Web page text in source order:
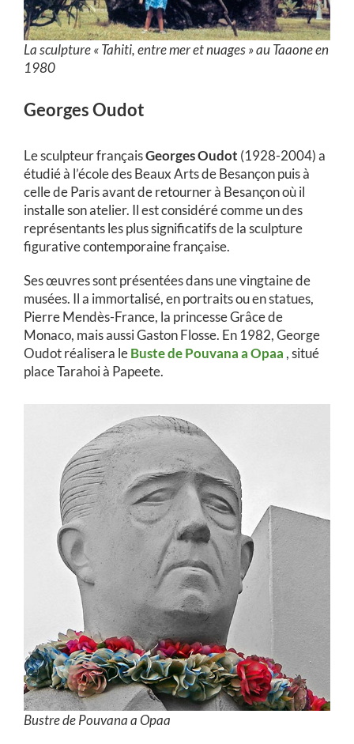
La sculpture « Tahiti, entre mer et nuages » au Taaone en
1980
Georges Oudot
Le sculpteur françaisGeorges Oudot (1928-2004) a
étudié à l’école des Beaux Arts de Besançon puis à
celle de Paris avant de retourner à Besançon où il
installe son atelier. Il est considéré comme un des
représentants les plus significatifs de la sculpture
figurative contemporaine française.
Ses œuvres sont présentées dans une vingtaine de
musées. Il a immortalisé, en portraits ou en statues,
Pierre Mendès-France, la princesse Grâce de
Monaco, mais aussi Gaston Flosse. En 1982, George
Oudot réalisera leBuste de Pouvana a Opaa , situé
place Tarahoi à Papeete.
Bustre de Pouvana a Opaa